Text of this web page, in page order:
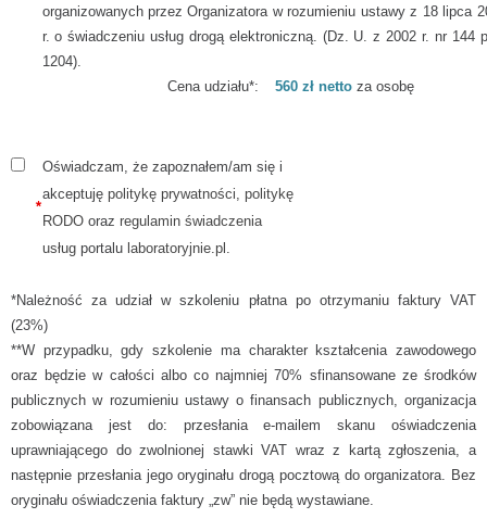
organizowanych przez Organizatora w rozumieniu ustawy z 18 lipca
r. o świadczeniu usług drogą elektroniczną. (Dz. U. z 2002 r. nr 144
1204).
Cena udziału*:
560 zł netto za osobę
*
Oświadczam, że zapoznałem/am się i
akceptuję politykę prywatności, politykę
RODOoraz regulamin świadczenia
usługportalu laboratoryjnie.pl.
*Należność za udział w szkoleniu płatna po otrzymaniu faktury VAT
(23%)
**W przypadku, gdy szkolenie ma charakter kształcenia zawodowego
oraz będzie w całości albo co najmniej 70% sfinansowane ze środków
publicznych w rozumieniu ustawy o finansach publicznych, organizacja
zobowiązana jest do: przesłania e-mailem skanu oświadczenia
uprawniającego do zwolnionej stawki VAT wraz z kartą zgłoszenia, a
następnie przesłania jego oryginału drogą pocztową do organizatora. Bez
oryginału oświadczenia faktury „zw” nie będą wystawiane.